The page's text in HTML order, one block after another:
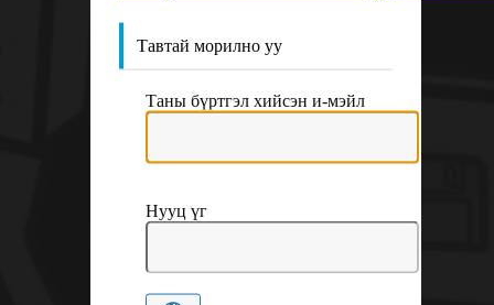
Тавтай морилно уу
Таны бүртгэл хийсэн и-мэйл
Нууц үг